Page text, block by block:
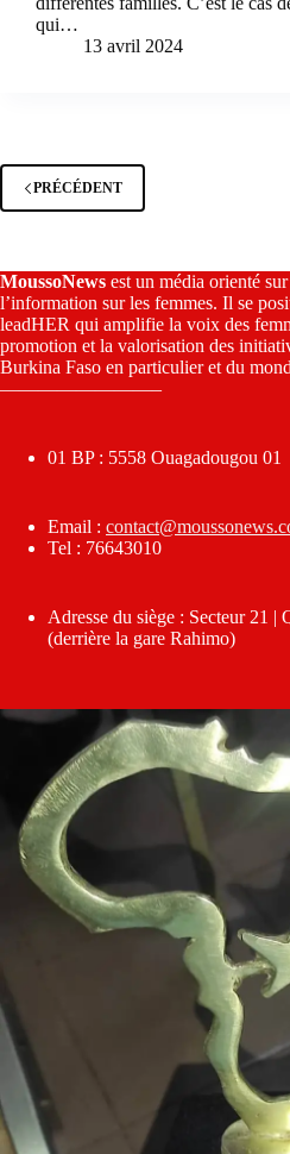
qui…
13 avril 2024
PRÉCÉDENT
MoussoNews est un média orienté
l’information sur les femmes. Il se
leadHER qui amplifie la voix des
promotion et la valorisation des
Burkina Faso en particulier et du
————————–
01 BP : 5558 Ouagadougou 01
Email :
Tel : 76643010
Adresse du siège : Secteur 21 |
(derrière la gare Rahimo)